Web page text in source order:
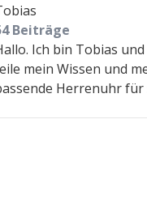
Beiträge
Ich bin Tobias
mein Wissen und
Herrenuhr für